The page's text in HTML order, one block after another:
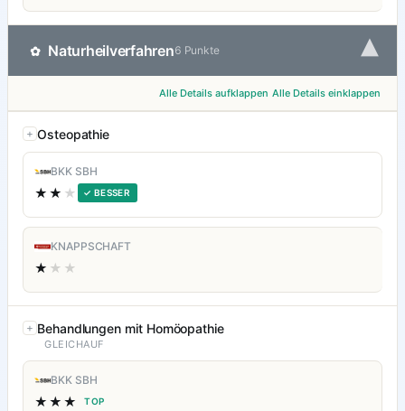
✿ Naturheilverfahren6 Punkte ▾
Alle Details aufklappen Alle Details einklappen
Osteopathie
BKK SBH
★★ ★ ✓ BESSER
KNAPPSCHAFT
★ ★★
Behandlungen mit Homöopathie
GLEICHAUF
BKK SBH
★★★ TOP